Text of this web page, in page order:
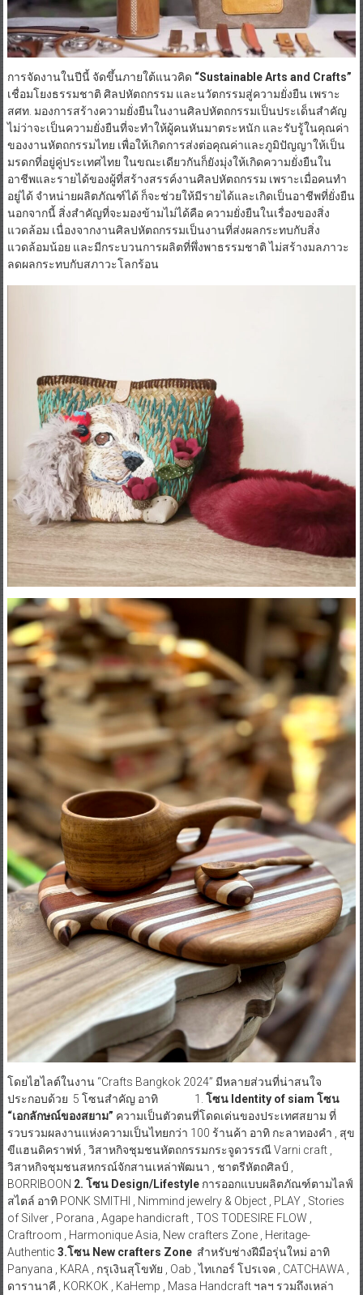
การจัดงานในปีนี้ จัดขึ้นภายใต้แนวคิด “Sustainable Arts and Crafts”
เชื่อมโยงธรรมชาติ ศิลปหัตถกรรม และนวัตกรรมสู่ความยั่งยืน เพราะ
สศท. มองการสร้างความยั่งยืนในงานศิลปหัตถกรรมเป็นประเด็นสำคัญ
ไม่ว่าจะเป็นความยั่งยืนที่จะทำให้ผู้คนหันมาตระหนัก และรับรู้ในคุณค่า
ของงานหัตถกรรมไทย เพื่อให้เกิดการส่งต่อคุณค่าและภูมิปัญญาให้เป็น
มรดกที่อยู่คู่ประเทศไทย ในขณะเดียวกันก็ยังมุ่งให้เกิดความยั่งยืนใน
อาชีพและรายได้ของผู้ที่สร้างสรรค์งานศิลปหัตถกรรม เพราะเมื่อคนทำ
อยู่ได้ จำหน่ายผลิตภัณฑ์ได้ ก็จะช่วยให้มีรายได้และเกิดเป็นอาชีพที่ยั่งยืน
นอกจากนี้ สิ่งสำคัญที่จะมองข้ามไม่ได้คือ ความยั่งยืนในเรื่องของสิ่ง
แวดล้อม เนื่องจากงานศิลปหัตถกรรมเป็นงานที่ส่งผลกระทบกับสิ่ง
แวดล้อมน้อย และมีกระบวนการผลิตที่พึ่งพาธรรมชาติ ไม่สร้างมลภาวะ
ลดผลกระทบกับสภาวะโลกร้อน
โดยไฮไลต์ในงาน “Crafts Bangkok 2024” มีหลายส่วนที่น่าสนใจ
ประกอบด้วย 5 โซนสำคัญ อาทิ 1. โซน Identity of siam โซน
“เอกลักษณ์ของสยาม” ความเป็นตัวตนที่โดดเด่นของประเทศสยาม ที่
รวบรวมผลงานแห่งความเป็นไทยกว่า 100 ร้านค้า อาทิ กะลาทองคำ , สุข
ขีแฮนดิคราฟท์ , วิสาหกิจชุมชนหัตถกรรมกระจูดวรรณี Varni craft ,
วิสาหกิจชุมชนสหกรณ์จักสานเหล่าพัฒนา , ชาตรีหัตถศิลป์ ,
BORRIBOON 2. โซน Design/Lifestyleการออกแบบผลิตภัณฑ์ตามไลฟ์
สไตล์ อาทิ PONK SMITHI , Nimmind jewelry & Object , PLAY , Stories
of Silver , Porana , Agape handicraft , TOS TODESIRE FLOW ,
Craftroom , Harmonique Asia, New crafters Zone , Heritage-
Authentic 3.โซน New crafters Zoneสำหรับช่างฝีมือรุ่นใหม่ อาทิ
Panyana , KARA , กรุเงินสุโขทัย , Oab , ไทเกอร์ โปรเจค , CATCHAWA ,
ดารานาคี , KORKOK , KaHemp , Masa Handcraft ฯลฯ รวมถึงเหล่า